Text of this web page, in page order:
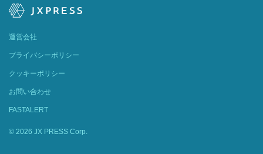
運営会社
プライバシーポリシー
クッキーポリシー
お問い合わせ
FASTALERT
© 2026 JX PRESS Corp.